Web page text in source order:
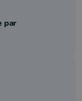
par